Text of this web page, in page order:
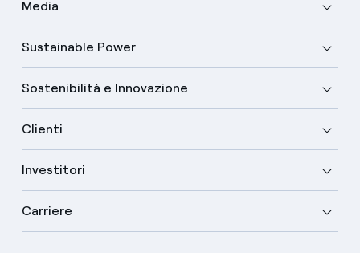
Media
Sustainable Power
Sostenibilità e Innovazione
Clienti
Investitori
Carriere